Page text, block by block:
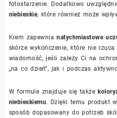
fotostarzenie. Dodatkowo
niebieskie, które również może
Krem zapewnianatychmiastowe
skórze wykończenie, które nie
wiadomość, jeśli zależy Ci na
„na co dzień”, jak i podczas
W formule znajduje się także
niebieskiemu. Dzięki temu produkt
sposób dopasowany do potrzeb